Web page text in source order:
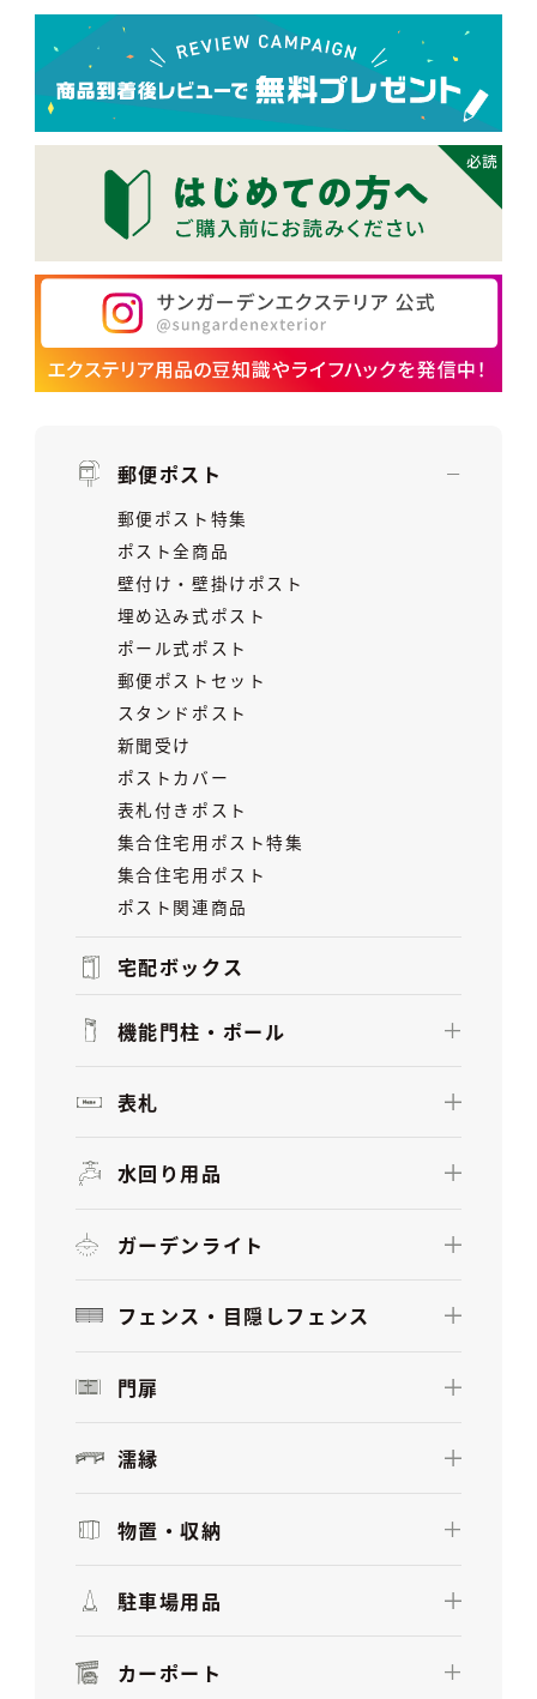
郵便ポスト
郵便ポスト特集
ポスト全商品
壁付け・壁掛けポスト
埋め込み式ポスト
ポール式ポスト
郵便ポストセット
スタンドポスト
新聞受け
ポストカバー
表札付きポスト
集合住宅用ポスト特集
集合住宅用ポスト
ポスト関連商品
宅配ボックス
機能門柱・ポール
表札
水回り用品
ガーデンライト
フェンス・目隠しフェンス
門扉
濡縁
物置・収納
駐車場用品
カーポート